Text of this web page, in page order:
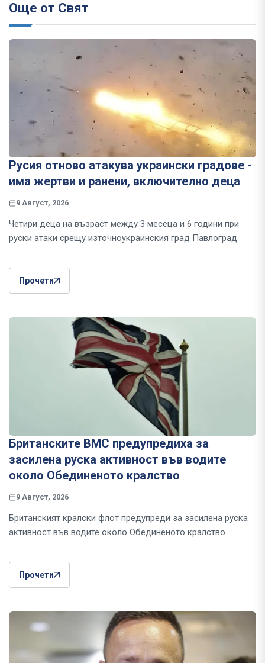
Още от Свят
Русия отново атакува украински градове -
има жертви и ранени, включително деца
9 Август, 2026
Четири деца на възраст между 3 месеца и 6 години при
руски атаки срещу източноукраинския град Павлоград
Прочети
Британските ВМС предупредиха за
засилена руска активност във водите
около Обединеното кралство
9 Август, 2026
Британският кралски флот предупреди за засилена руска
активност във водите около Обединеното кралство
Прочети